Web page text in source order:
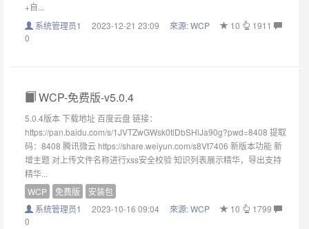
+自...
系统管理员1
2023-12-21 23:09 來源:WCP 10
1911
0
WCP-免费版-v5.0.4
5.0.4版本 下载地址 百度云盘 链接：
https://pan.baidu.com/s/1JVTZwGWsk0tlDbSHlJa90g?pwd=8408 提取
码：8408 腾讯微云 https://share.weiyun.com/s8Vt7406 新版本功能 新
增主题 对上传文件名称进行xss安全校验 知识列表展示精华，导出支持
精华...
WCP
免费版
安装包
系统管理员1
2023-10-16 09:04 來源:WCP 10
1799
0